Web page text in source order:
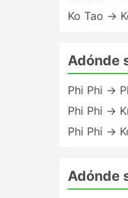
Ko Tao →
Adónde
Phi Phi →
Phi Phi →
Phi Phi →
Adónde